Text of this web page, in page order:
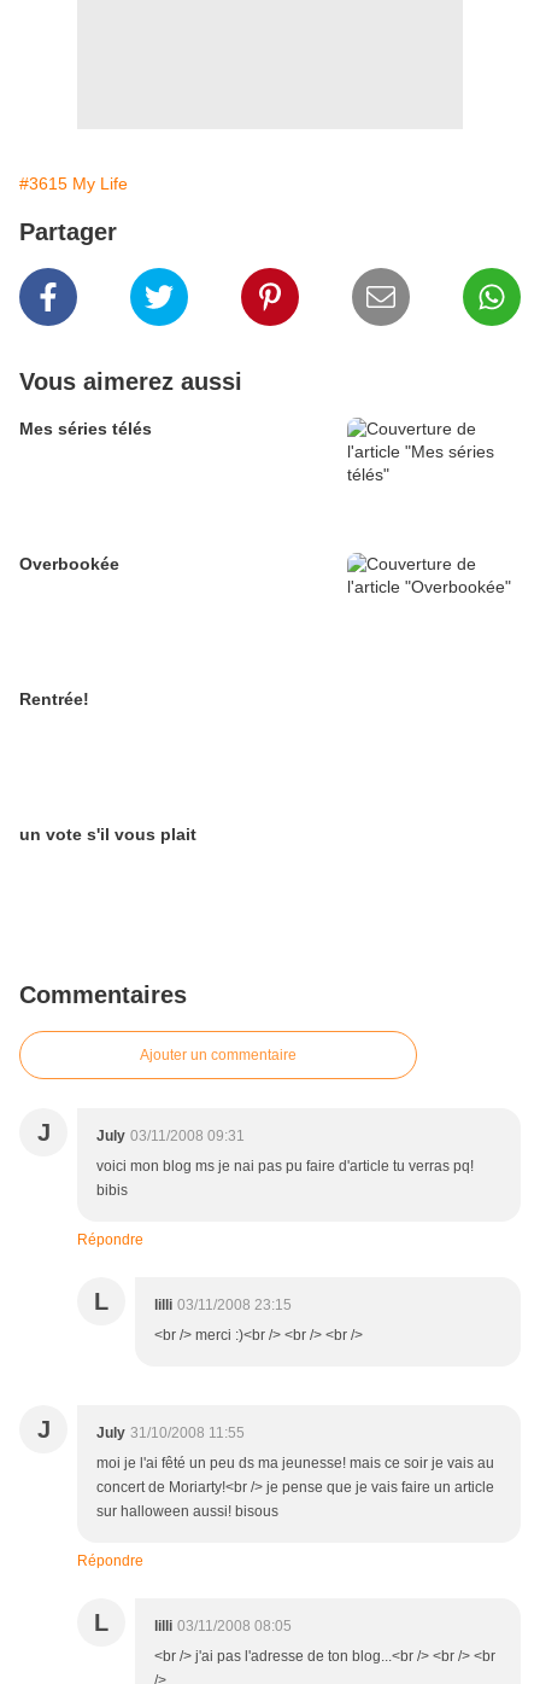
#3615 My Life
Partager
Vous aimerez aussi
Mes séries télés
Overbookée
Rentrée!
un vote s'il vous plait
Commentaires
Ajouter un commentaire
J July 03/11/2008 09:31
voici mon blog ms je nai pas pu faire d'article tu verras pq!
bibis
Répondre
L lilli 03/11/2008 23:15
<br /> merci :)<br /> <br /> <br />
J July 31/10/2008 11:55
moi je l'ai fêté un peu ds ma jeunesse! mais ce soir je vais au
concert de Moriarty!<br /> je pense que je vais faire un article
sur halloween aussi! bisous
Répondre
L lilli 03/11/2008 08:05
<br /> j'ai pas l'adresse de ton blog...<br /> <br /> <br
/>